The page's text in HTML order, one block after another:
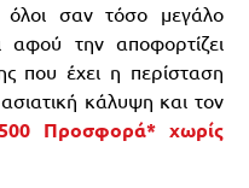
όλοι σαν τόσο μεγάλο
αφού την αποφορτίζει
που έχει η περίσταση
κάλυψη και τον
Προσφορά* χωρίς